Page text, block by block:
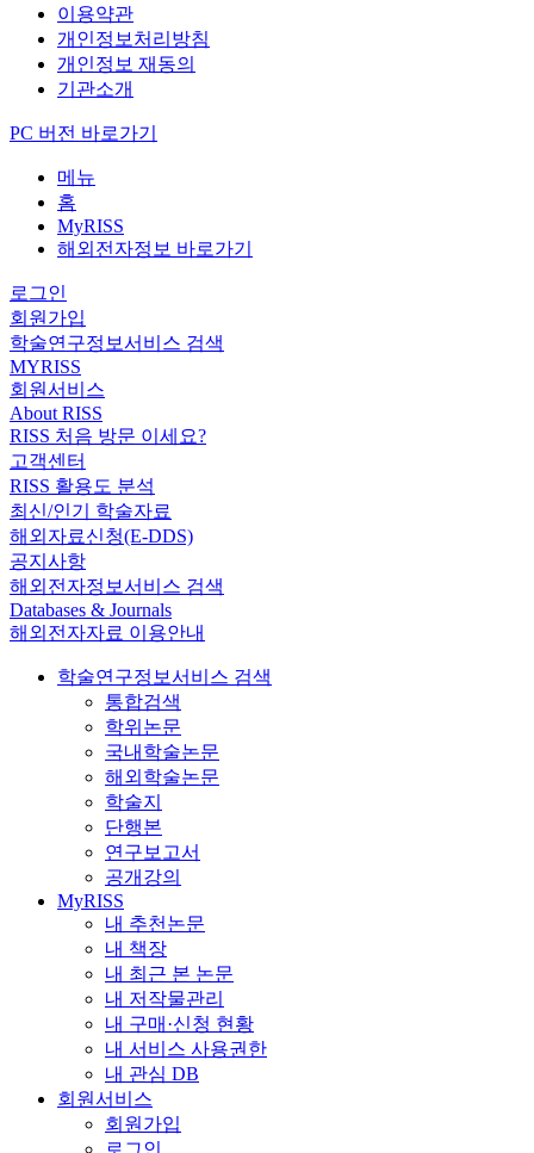
이용약관
개인정보처리방침
개인정보 재동의
기관소개
PC 버전 바로가기
메뉴
홈
MyRISS
해외전자정보 바로가기
로그인
회원가입
학술연구정보서비스 검색
MYRISS
회원서비스
About RISS
RISS 처음 방문 이세요?
고객센터
RISS 활용도 분석
최신/인기 학술자료
해외자료신청(E-DDS)
공지사항
해외전자정보서비스 검색
Databases & Journals
해외전자자료 이용안내
학술연구정보서비스 검색
통합검색
학위논문
국내학술논문
해외학술논문
학술지
단행본
연구보고서
공개강의
MyRISS
내 추천논문
내 책장
내 최근 본 논문
내 저작물관리
내 구매·신청 현황
내 서비스 사용권한
내 관심 DB
회원서비스
회원가입